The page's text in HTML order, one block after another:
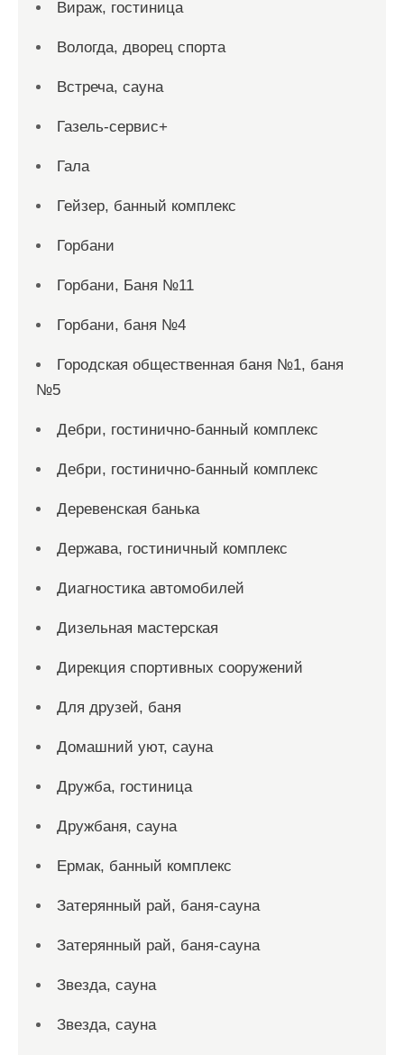
Вираж, гостиница
Вологда, дворец спорта
Встреча, сауна
Газель-сервис+
Гала
Гейзер, банный комплекс
Горбани
Горбани, Баня №11
Горбани, баня №4
Городская общественная баня №1, баня
№5
Дебри, гостинично-банный комплекс
Дебри, гостинично-банный комплекс
Деревенская банька
Держава, гостиничный комплекс
Диагностика автомобилей
Дизельная мастерская
Дирекция спортивных сооружений
Для друзей, баня
Домашний уют, сауна
Дружба, гостиница
Дружбаня, сауна
Ермак, банный комплекс
Затерянный рай, баня-сауна
Затерянный рай, баня-сауна
Звезда, сауна
Звезда, сауна